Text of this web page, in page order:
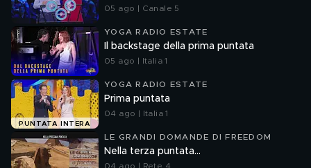
05 ago | Canale 5
YOGA RADIO ESTATE
Il backstage della prima puntata
05 ago | Italia 1
PUNTATA INTERA
YOGA RADIO ESTATE
Prima puntata
04 ago | Italia 1
LE GRANDI DOMANDE DI FREEDOM
Nella terza puntata...
04 ago | Rete 4